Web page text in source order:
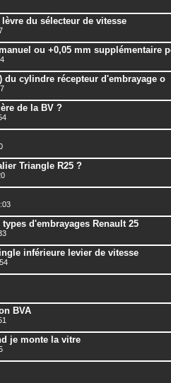
du sélecteur de vitesse
ou +0,05 mm supplémentaire
du cylindre récepteur d'embrayage o
de la BV ?
Triangle R25 ?
d'embrayages Renault 25
inférieure levier de vitesse
BVA
je monte la vitre